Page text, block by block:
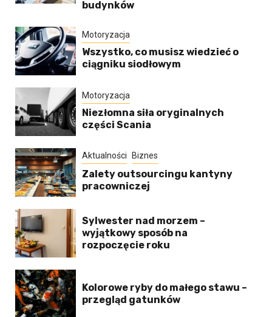
budynków
Motoryzacja
Wszystko, co musisz wiedzieć o
ciągniku siodłowym
Motoryzacja
Niezłomna siła oryginalnych
części Scania
Aktualności Biznes
Zalety outsourcingu kantyny
pracowniczej
Sylwester nad morzem –
wyjątkowy sposób na
rozpoczęcie roku
Kolorowe ryby do małego stawu –
przegląd gatunków